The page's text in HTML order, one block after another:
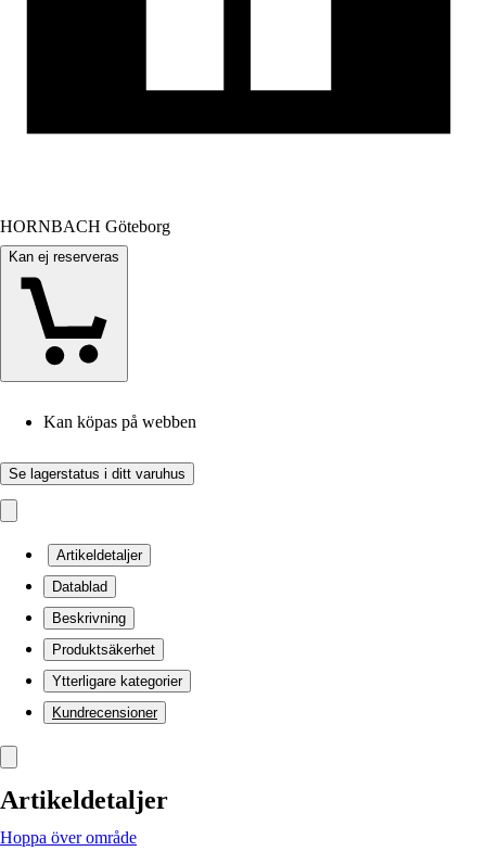
HORNBACH Göteborg
Kan ej reserveras
Kan köpas på webben
Se lagerstatus i ditt varuhus
Artikeldetaljer
Datablad
Beskrivning
Produktsäkerhet
Ytterligare kategorier
Kundrecensioner
Artikeldetaljer
Hoppa över område